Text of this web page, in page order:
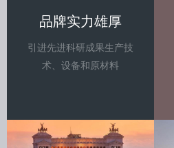
品牌实力雄厚
引进先进科研成果生产技
术、设备和原材料